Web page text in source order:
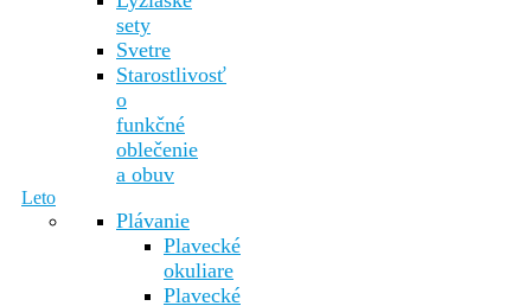
sety
Svetre
Starostlivosť
o
funkčné
oblečenie
a obuv
Leto
Plávanie
Plavecké
okuliare
Plavecké